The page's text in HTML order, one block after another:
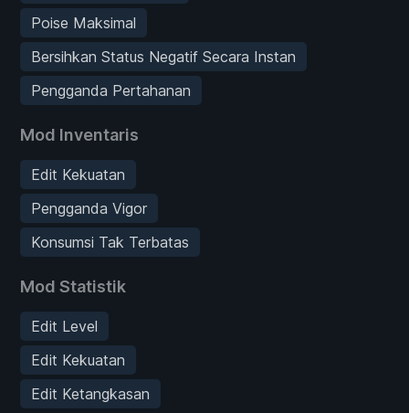
Poise Maksimal
Bersihkan Status Negatif Secara Instan
Pengganda Pertahanan
Mod Inventaris
Edit Kekuatan
Pengganda Vigor
Konsumsi Tak Terbatas
Mod Statistik
Edit Level
Edit Kekuatan
Edit Ketangkasan